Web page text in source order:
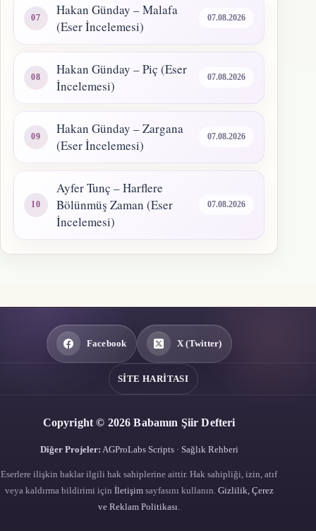
Hakan Günday – Malafa
(Eser İncelemesi)
07.08.2026
Hakan Günday – Piç (Eser
İncelemesi)
07.08.2026
Hakan Günday – Zargana
(Eser İncelemesi)
07.08.2026
Ayfer Tunç – Harflere
Bölünmüş Zaman (Eser
İncelemesi)
07.08.2026
Facebook X (Twitter)
SITE HARITASI
Copyright © 2026 Babamın Şiir Defteri
Diğer Projeler: AGProLabs Scripts · Sağlık Rehberi
Eserlere ilişkin haklar ilgili hak sahiplerine aittir. Hak sahipliği, izin, atıf
veya kaldırma bildirimi için İletişimsayfasını kullanın. Gizlilik, Çerez
ve Reklam Politikası